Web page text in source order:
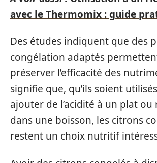
avec le Thermomix : guide
Des études indiquent que des
congélation adaptés
préserver l’efficacité des
signifie que, qu’ils soient
ajouter de l’acidité à un plat ou
dans une boisson, les citrons
restent un choix nutritif